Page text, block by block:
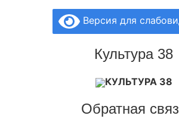
Версия для
Культура 38
КУЛЬТУРА 38
Обратная